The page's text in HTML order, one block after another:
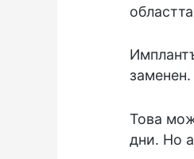
заменен.
Това
дни. Но